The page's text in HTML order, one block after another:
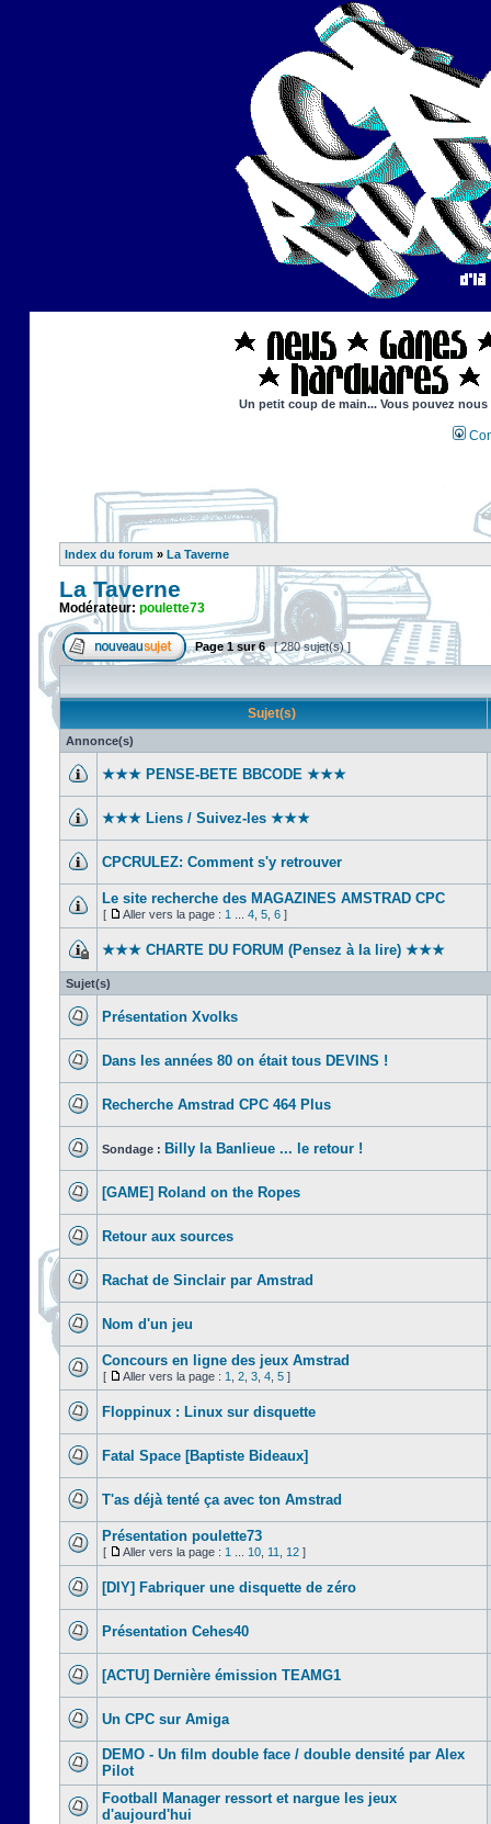
Un petit coup de main... Vous pouvez
Index du forum » La Taverne
La Taverne
Modérateur: poulette73
Page1sur6 [ 280 sujet(s) ]
Sujet(s)
Annonce(s)
★★★ PENSE-BETE BBCODE ★★★
★★★ Liens / Suivez-les ★★★
CPCRULEZ: Comment s'y retrouver‎
Le site recherche des MAGAZINES AMSTRAD CPC
[ Aller vers la page : 1 4 5 6 ]
★★★ CHARTE DU FORUM (Pensez à la lire) ★★★
Sujet(s)
Présentation Xvolks
Dans les années 80 on était tous DEVINS !
Recherche Amstrad CPC 464 Plus
Sondage : Billy la Banlieue ... le retour !
[GAME] Roland on the Ropes
Retour aux sources
Rachat de Sinclair par Amstrad
Nom d'un jeu
Concours en ligne des jeux Amstrad
[ Aller vers la page : 1 2 3 4 5 ]
Floppinux : Linux sur disquette
Fatal Space [Baptiste Bideaux]
T'as déjà tenté ça avec ton Amstrad
Présentation poulette73
[ Aller vers la page : 1 10 11 12 ]
[DIY] Fabriquer une disquette de zéro
Présentation Cehes40
[ACTU] Dernière émission TEAMG1
Un CPC sur Amiga
DEMO - Un film double face / double densité par Alex
Pilot
Football Manager ressort et nargue les jeux
d'aujourd'hui